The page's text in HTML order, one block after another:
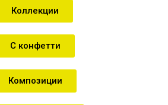
Коллекции
С конфетти
Композиции